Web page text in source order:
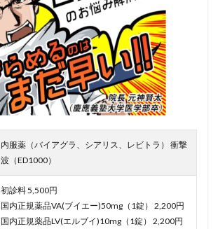
内服薬（バイアグラ、シアリス、レビトラ） 衝撃
波（ED1000）
初診料 5,500円
国内正規薬品VA(ブイエー)50mg（1錠） 2,200円
国内正規薬品LV(エルブイ)10mg（1錠） 2,200円